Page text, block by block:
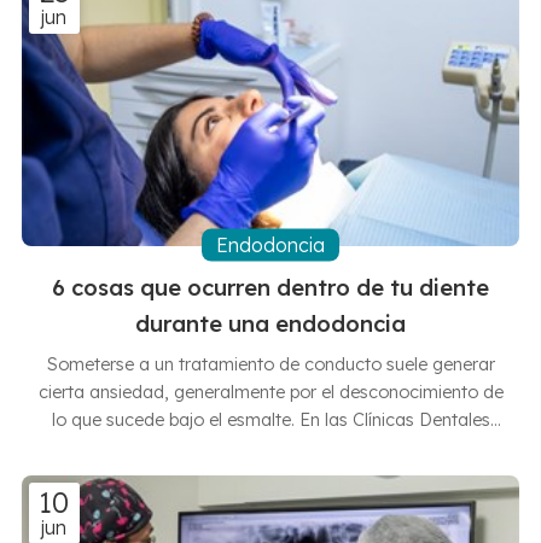
jubilar definitivamente al hilo dental tradicional. ¿Qué es
exactamente el irrigador dental? El irrigador es un
dispositivo que proyecta un chorro de agua a presión
para eliminar restos de comida y placa bacteriana. Es
especialmente eficaz en zonas de difícil
jun
6 cosas que ocurren dentro de tu diente
durante una endodoncia
Endodoncia
Someterse a un tratamiento de conducto suele generar
cierta ansiedad, generalmente por el desconocimiento de
lo que sucede bajo el esmalte. En las Clínicas Dentales
informado es un paciente tranquilo. Por ello, en este
artículo vamos a hablarte de la famosa endodoncia, una
intervención de precisión para salvar una pieza que, de
10
jun